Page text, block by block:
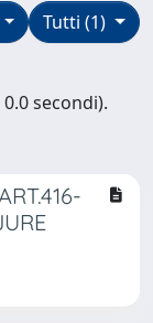
Tutti (1)
secondi).